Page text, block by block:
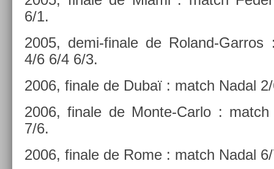
6/1.
2005, demi-finale de Roland-
4/6 6/4 6/3.
2006, fin­ale de Dubaï : match Nadal
2006, fin­ale de Monte-Carlo :
7/6.
2006, fin­ale de Rome : match Nadal